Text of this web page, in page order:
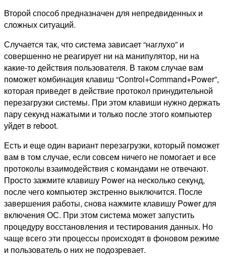
Второй способ предназначен для непредвиденных и
сложных ситуаций.
Случается так, что система зависает “наглухо” и
совершенно не реагирует ни на манипулятор, ни на
какие-то действия пользователя. В таком случае вам
поможет комбинация клавиш “Control+Command+Power”,
которая приведет в действие протокол принудительной
перезагрузки системы. При этом клавиши нужно держать
пару секунд нажатыми и только после этого компьютер
уйдет в reboot.
Есть и еще один вариант перезагрузки, который поможет
вам в том случае, если совсем ничего не помогает и все
протоколы взаимодействия с командами не отвечают.
Просто зажмите клавишу Power на несколько секунд,
после чего компьютер экстренно выключится. После
завершения работы, снова нажмите клавишу Power для
включения ОС. При этом система может запустить
процедуру восстановления и тестирования данных. Но
чаще всего эти процессы происходят в фоновом режиме
и пользователь о них не подозревает.